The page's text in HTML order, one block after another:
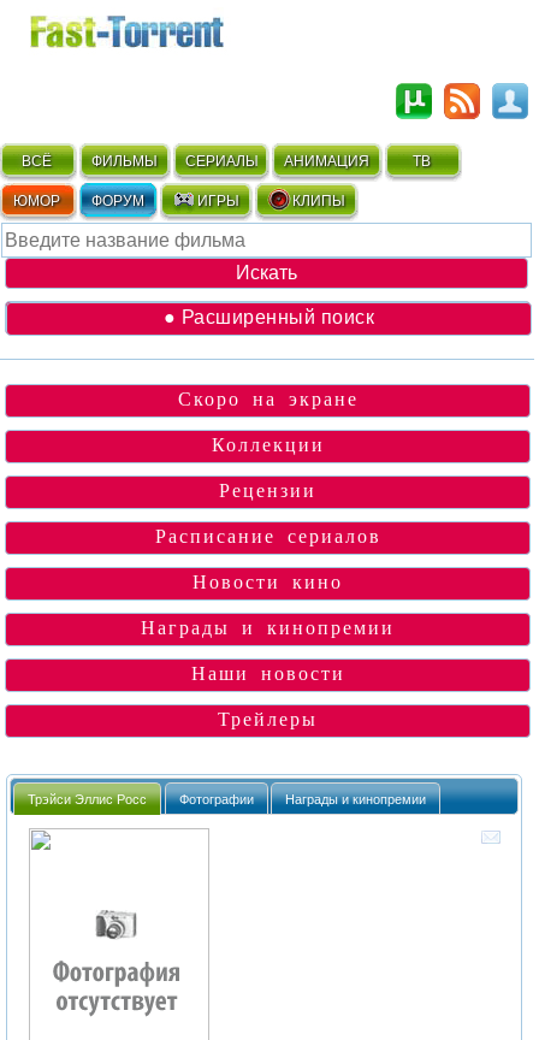
ВСЁ ФИЛЬМЫ СЕРИАЛЫ АНИМАЦИЯ ТВ
ЮМОР ФОРУМ ИГРЫ КЛИПЫ
● Расширенный поиск
Скоро на экране
Коллекции
Рецензии
Расписание сериалов
Новости кино
Награды и кинопремии
Наши новости
Трейлеры
Трэйси Эллис Росс Фотографии Награды и кинопремии